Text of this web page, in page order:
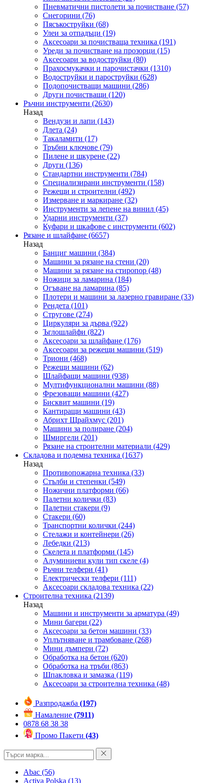
Пневматични пистолети за почистване (57)
Снегорини (76)
Пясъкоструйки (68)
Улеи за отпадъци (19)
Аксесоари за почистваща техника (191)
Уреди за почистване на прозорци (15)
Аксесоари за водоструйки (80)
Прахосмукачки и парочистачки (1310)
Водоструйки и пароструйки (628)
Подопочистващи машини (286)
Други почистващи (120)
Ръчни инструменти (2630)
Назад
Вендузи и лапи (143)
Длета (24)
Такаламити (17)
Тръбни ключове (79)
Пилене и шкурене (22)
Други (136)
Стандартни инструменти (784)
Специализирани инструменти (158)
Режещи и строителни (492)
Измерване и маркиране (32)
Инструменти за лепене на винил (45)
Ударни инструменти (37)
Куфари и шкафове с инструменти (602)
Рязане и шлайфане (6657)
Назад
Банциг машини (384)
Машини за рязане на стени (20)
Машини за рязане на стиропор (48)
Ножици за ламарина (184)
Огъване на ламарина (85)
Плотери и машини за лазерно гравиране (33)
Рендета (101)
Стругове (274)
Циркуляри за дърва (922)
Ъглошлайфи (822)
Аксесоари за шлайфане (176)
Аксесоари за режещи машини (519)
Триони (468)
Режещи машини (62)
Шлайфащи машини (938)
Мултифункционални машини (88)
Фрезоващи машини (427)
Бисквит машини (19)
Кантиращи машини (43)
Абрихт Щрайхмус (201)
Машини за полиране (204)
Шмиргели (201)
Рязане на строителни материали (429)
Складова и подемна техника (1637)
Назад
Противопожарна техника (33)
Стълби и степенки (549)
Ножични платформи (66)
Палетни колички (83)
Палетни стакери (9)
Стакери (60)
Транспортни колички (244)
Стелажи и контейнери (26)
Лебедки (213)
Скелета и платформи (145)
Алуминиеви кули тип скеле (4)
Ръчни телфери (41)
Електрически телфери (111)
Аксесоари складова техника (22)
Строителна техника (2139)
Назад
Машини и инструменти за арматура (49)
Мини багери (22)
Аксесоари за бетон машини (33)
Уплътняване и трамбоване (268)
Мини дъмпери (72)
Обработка на бетон (620)
Обработка на тръби (863)
Шпакловка и замазка (119)
Аксесоари за строителна техника (48)
Разпродажба (197)
Намаление (7911)
0878 68 38 38
Промо Пакети (43)
Abac (56)
Activa Polska (13)